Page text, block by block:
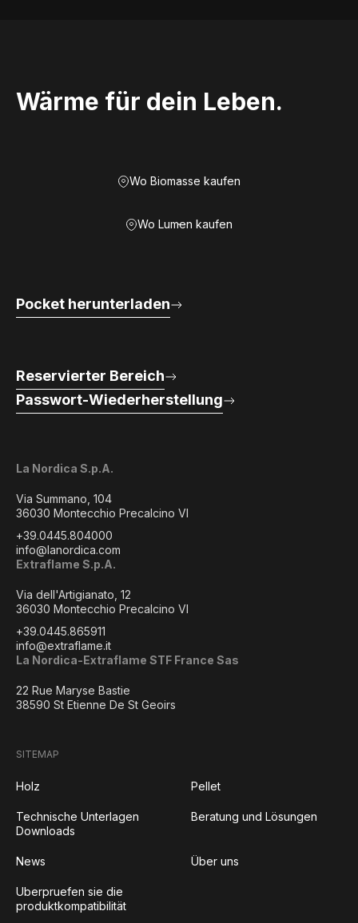
Wärme für dein Leben.
Wo Biomasse kaufen
Wo Lumen kaufen
La Nordica S.p.A.
Via Summano, 104
36030 Montecchio Precalcino VI
+39.0445.804000
info@lanordica.com
Extraflame S.p.A.
Via dell'Artigianato, 12
36030 Montecchio Precalcino VI
+39.0445.865911
info@extraflame.it
La Nordica-Extraflame STF France Sas
22 Rue Maryse Bastie
38590 St Etienne De St Geoirs
Pocket herunterladen
Reservierter Bereich
Passwort-Wiederherstellung
SITEMAP
Holz Pellet
Technische Unterlagen
Downloads
Beratung und Lösungen
News Über uns
Uberpruefen sie die
produktkompatibilität